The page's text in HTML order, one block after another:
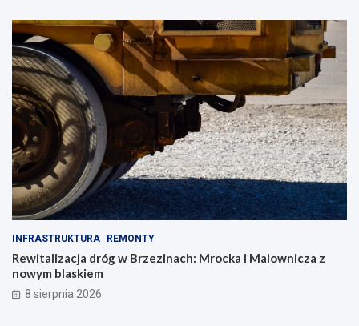
INFRASTRUKTURA REMONTY
Rewitalizacja dróg w Brzezinach: Mrocka i Malownicza z
nowym blaskiem
8 sierpnia 2026